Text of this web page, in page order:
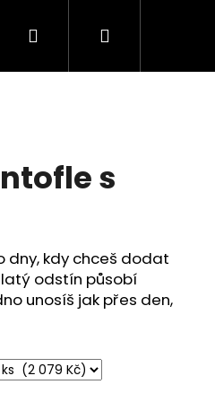
O nás Kontakt
PřihlášeníNákupní
s
dny, kdy chceš dodat
odstín působí
unosíš jak přes den,